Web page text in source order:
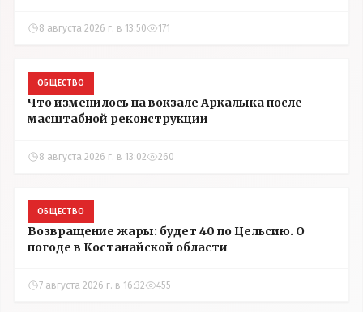
8 августа 2026 г. в 13:50 171
ОБЩЕСТВО
Что изменилось на вокзале Аркалыка после
масштабной реконструкции
8 августа 2026 г. в 13:02 260
ОБЩЕСТВО
Возвращение жары: будет 40 по Цельсию. О
погоде в Костанайской области
7 августа 2026 г. в 16:32 455